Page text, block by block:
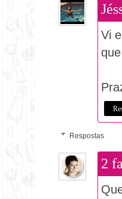
Vi
Respostas
2